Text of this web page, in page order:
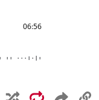
06:56